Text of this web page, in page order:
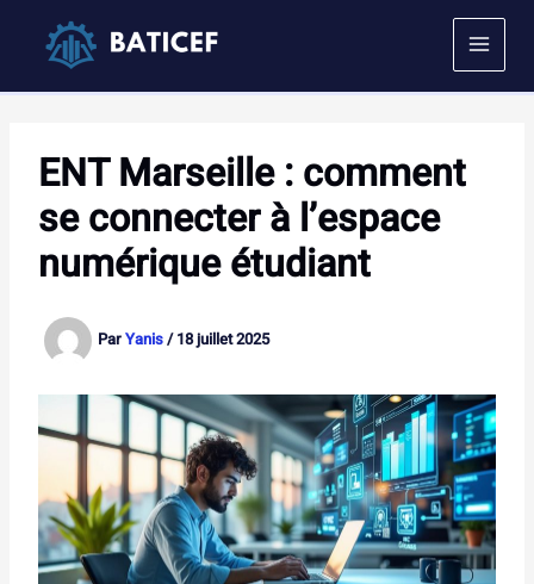
contenu
ENT Marseille : comment
se connecter à l’espace
numérique étudiant
ParYanis/18 juillet 2025